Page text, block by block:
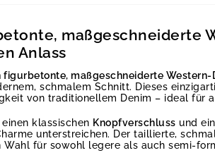
maßgeschneiderte
Anlass
figurbetonte, maßgeschneiderte Western-
schmalem Schnitt. Dieses
von traditionellem Denim – ideal für
klassischen Knopfverschluss und
unterstreichen. Der taillierte,
Wahl für sowohl legere als auch semi-